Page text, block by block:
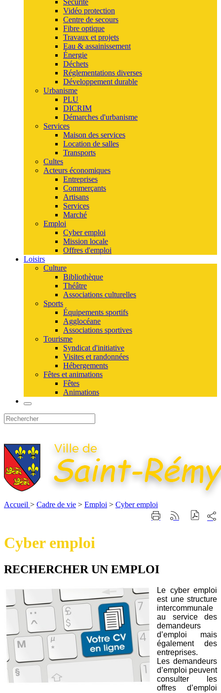
Sécurité
Vidéo protection
Centre de secours
Fibre optique
Travaux et projets
Eau & assainissement
Énergie
Déchets
Réglementations diverses
Développement durable
Urbanisme
PLU
DICRIM
Démarches d'urbanisme
Services
Maison des services
Location de salles
Transports
Cultes
Acteurs économiques
Entreprises
Commerçants
Artisans
Services
Marché
Emploi
Cyber emploi
Mission locale
Offres d'emploi
Loisirs
Culture
Bibliothèque
Théâtre
Associations culturelles
Sports
Équipements sportifs
Agglocéane
Associations sportives
Tourisme
Syndicat d'initiative
Visites et randonnées
Hébergements
Fêtes et animations
Fêtes
Animations
Accueil > Cadre de vie > Emploi > Cyber emploi
ImprimerGénérer
sur
Cyber emploi
RECHERCHER UN EMPLOI
Le cyber emploi
est une structure
intercommunale
au service des
demandeurs
d’emploi mais
également des
entreprises.
Les demandeurs
d’emploi peuvent
consulter les
offres d’emploi